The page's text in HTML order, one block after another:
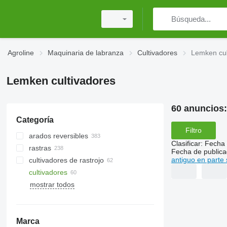
Agroline Maquinaria de labranza Cultivadores Lemken
Lemken cultivadores
Categoría
arados reversibles
rastras
gradas de discos
gradas rotativas
gradas de púas
cultivadores de rastrojo
cultivadores
rodillos de anillo
mostrar todos
Marca
60 anuncios:
Filtro
Clasificar: Fecha
Fecha de
antiguo en parte